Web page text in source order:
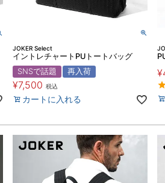
JOKER Select
イントレチャートPUトートバッグ
SNSで話題
再入荷
¥7,500 税込
カートに入れる
¥